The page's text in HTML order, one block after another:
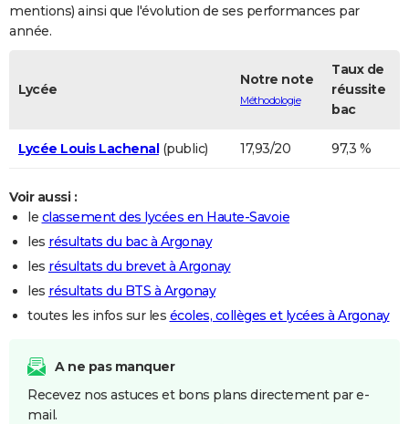
FORUM
mentions) ainsi que l'évolution de ses performances par
année.
Lycée
Notre note
Méthodologie
Taux de
réussite
bac
Lycée Louis Lachenal(public) 17,93/20 97,3 %
Voir aussi :
le classement des lycées en Haute-Savoie
les résultats du bac à Argonay
les résultats du brevet à Argonay
les résultats du BTS à Argonay
toutes les infos sur les écoles, collèges et lycées à Argonay
A ne pas manquer
Recevez nos astuces et bons plans directement par e-
mail.